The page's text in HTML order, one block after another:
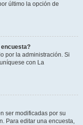
último la opción de
encuesta?
por la administración. Si
con La
ser modificadas por su
Para editar una encuesta,